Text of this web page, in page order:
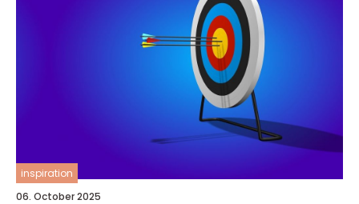
inspiration
06. October 2025